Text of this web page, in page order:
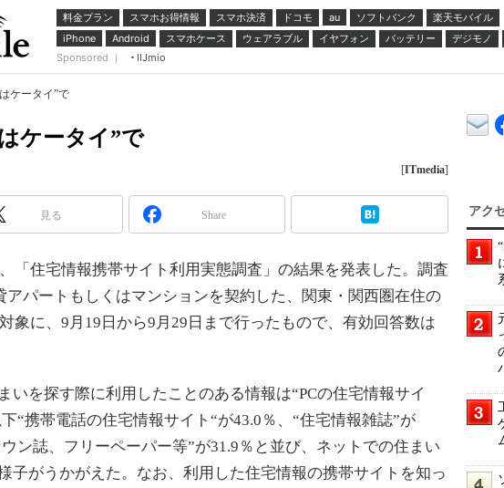
料金プラン スマホお得情報 スマホ決済 ドコモ au ソフトバンク
楽天モバイル
iPhone
Android スマホケース ウェアラブル イヤフォン バッテリー デジモノ
Sponsored ｜
IIJmio
ケータイ”で
ケータイ”で
[ITmedia]
見る Share
「住宅情報携帯サイト利用実態調査」の結果を発表した。調査
アパートもしくはマンションを契約した、関東・関西圏在住の
象に、9月19日から9月29日まで行ったもので、有効回答数は
を探す際に利用したことのある情報は“PCの住宅情報サイ
“携帯電話の住宅情報サイト“が43.0％、“住宅情報雑誌”が
ン誌、フリーペーパー等”が31.9％と並び、ネットでの住まい
子がうかがえた。なお、利用した住宅情報の携帯サイトを知っ
アク